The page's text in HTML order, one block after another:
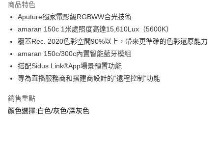
合作金庫商業銀行
華南商業銀行
彰化商業銀行
上海商業儲蓄銀行
台北富邦商業銀行
國泰世華商業銀行
兆豐國際商業銀行
臺灣中小企業銀行
台中商業銀行
匯豐（台灣）商業銀行
華泰商業銀行
聯邦商業銀行
遠東國際商業銀行
元大商業銀行
永豐商業銀行
台新國際商業銀行
台灣樂天信用卡公司
6 期 0 利率 每期
彰化商業銀行
上海商業儲蓄銀行
台北富邦商業銀行
國泰世華商業銀行
兆豐國際商業銀行
臺灣中小企業銀行
台中商業銀行
匯豐（台灣）商業銀行
華泰商業銀行
元大商業銀行
玉山商業銀行
12 期 0 利率 每期
合作金庫商業銀行
第一商業銀行
台北富邦商業銀行
國泰世華商業銀行
兆豐國際商業銀行
臺灣中小企業銀行
台中商業銀行
聯邦商業銀行
元大商業銀行
LINE Pay
街口支付
悠遊付
Google Pay
商品特色
Aputure獨家電影級RGBWW合光技術
amaran 150c 1米處照度高達15,610Lux（5600K）
覆蓋Rec. 2020色彩空間90%以上，帶來更準確的色彩還原能力
amaran 150c/300c內置智能藍牙模組
搭配Sidus Link®️App場景預置功能
專為直播服務商和搭建商設計的“遠程控制”功能
銷售重點
顏色選擇:白色/灰色/深灰色